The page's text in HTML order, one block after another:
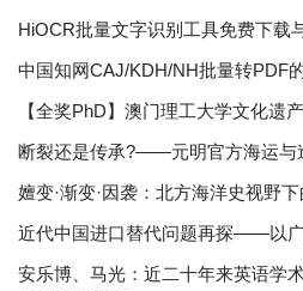
HiOCR批量文字识别工具免费下载
中国知网CAJ/KDH/NH批量转PDF
【全奖PhD】澳门理工大学文化遗
断裂还是传承?——元明官方海运与
嬗变·渐变·因袭：北方海洋史视野
近代中国进口替代问题再探——以
安乐博、马光：近二十年来英语学